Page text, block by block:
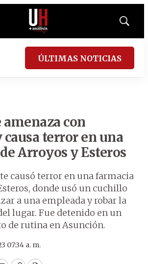
Mostrar
ÚLTIMAS NOTICIAS
con
terror en una
Arroyos y Esteros
causó terror en una farmacia
donde usó un cuchillo
a una empleada y robar la
lugar. Fue detenido en un
de rutina en Asunción.
07:34 a. m.